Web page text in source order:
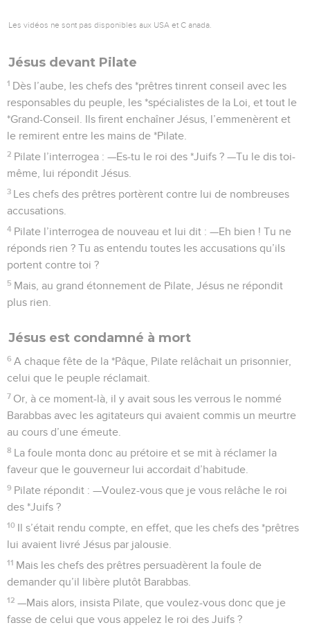
Les vidéos ne sont pas disponibles aux USA et C anada.
Jésus devant Pilate
1 Dès l’aube, les chefs des *prêtres tinrent conseil avec les
responsables du peuple, les *spécialistes de la Loi, et tout le
*Grand-Conseil. Ils firent enchaîner Jésus, l’emmenèrent et
le remirent entre les mains de *Pilate.
2 Pilate l’interrogea : —Es-tu le roi des *Juifs ? —Tu le dis toi-
même, lui répondit Jésus.
3 Les chefs des prêtres portèrent contre lui de nombreuses
accusations.
4 Pilate l’interrogea de nouveau et lui dit : —Eh bien ! Tu ne
réponds rien ? Tu as entendu toutes les accusations qu’ils
portent contre toi ?
5 Mais, au grand étonnement de Pilate, Jésus ne répondit
plus rien.
Jésus est condamné à mort
6 A chaque fête de la *Pâque, Pilate relâchait un prisonnier,
celui que le peuple réclamait.
7 Or, à ce moment-là, il y avait sous les verrous le nommé
Barabbas avec les agitateurs qui avaient commis un meurtre
au cours d’une émeute.
8 La foule monta donc au prétoire et se mit à réclamer la
faveur que le gouverneur lui accordait d’habitude.
9 Pilate répondit : —Voulez-vous que je vous relâche le roi
des *Juifs ?
10 Il s’était rendu compte, en effet, que les chefs des *prêtres
lui avaient livré Jésus par jalousie.
11 Mais les chefs des prêtres persuadèrent la foule de
demander qu’il libère plutôt Barabbas.
12 —Mais alors, insista Pilate, que voulez-vous donc que je
fasse de celui que vous appelez le roi des Juifs ?